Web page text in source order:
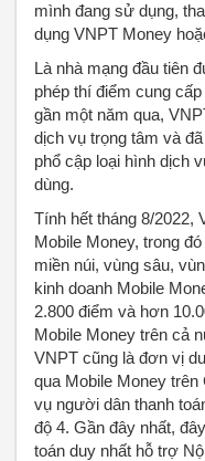
mình đang sử dụng,
dụng VNPT Money
Là nhà mạng đầu tiên
phép thí điểm cung
gần một năm qua,
dịch vụ trọng tâm và
phổ cập loại hình dịch
dùng.
Tính hết tháng 8/2022,
Mobile Money, trong
miền núi, vùng sâu,
kinh doanh Mobile
2.800 điểm và hơn
Mobile Money trên cả
VNPT cũng là đơn vị
qua Mobile Money
vụ người dân thanh
độ 4. Gần đây nhất,
toán duy nhất hỗ trợ